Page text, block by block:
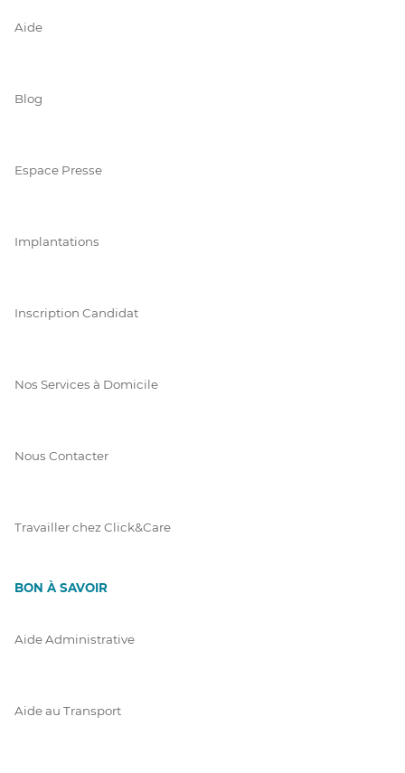
Aide
Blog
Espace Presse
Implantations
Inscription Candidat
Nos Services à Domicile
Nous Contacter
Travailler chez Click&Care
BON À SAVOIR
Aide Administrative
Aide au Transport